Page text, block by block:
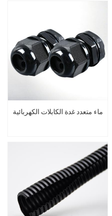
ماء متعدد غدة الكابلات الكهربائية